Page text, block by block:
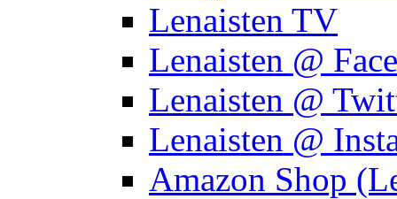
Lenaisten TV
Lenaisten @
Lenaisten @
Lenaisten @
Amazon Shop